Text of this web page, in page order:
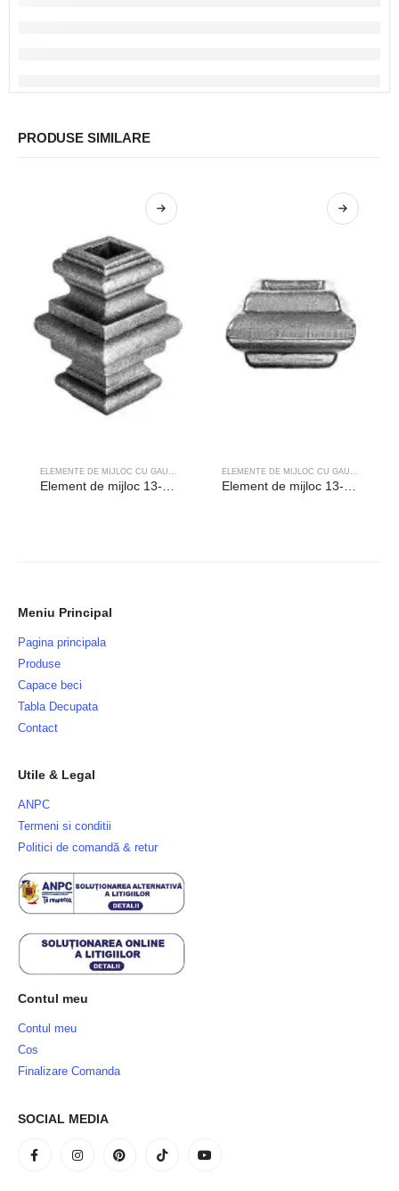
PRODUSE SIMILARE
ELEMENTE DE MIJLOC CU GAURA
Element de mijloc 13-083 Fonta – gaura (mm): 12.5
ELEMENTE DE MIJLOC CU GAURA
Element de mijloc 13-066 Fonta – gaura (mm): 20.5
Meniu Principal
Pagina principala
Produse
Capace beci
Tabla Decupata
Contact
Utile & Legal
ANPC
Termeni si conditii
Politici de comandă & retur
Contul meu
Contul meu
Cos
Finalizare Comanda
SOCIAL MEDIA